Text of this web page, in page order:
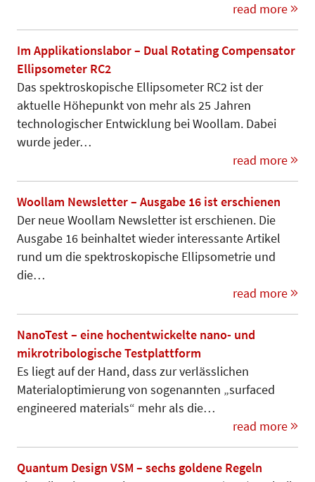
read more
Im Applikationslabor – Dual Rotating Compensator
Ellipsometer RC2
Das spektroskopische Ellipsometer RC2 ist der
aktuelle Höhepunkt von mehr als 25 Jahren
technologischer Entwicklung bei Woollam. Dabei
wurde jeder…
read more
Woollam Newsletter – Ausgabe 16 ist erschienen
Der neue Woollam Newsletter ist erschienen. Die
Ausgabe 16 beinhaltet wieder interessante Artikel
rund um die spektroskopische Ellipsometrie und
die…
read more
NanoTest – eine hochentwickelte nano- und
mikrotribologische Testplattform
Es liegt auf der Hand, dass zur verlässlichen
Materialoptimierung von sogenannten „surfaced
engineered materials“ mehr als die…
read more
Quantum Design VSM – sechs goldene Regeln